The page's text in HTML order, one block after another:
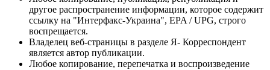
другое распространение информации, которое содержит
ссылку на "Интерфакс-Украина", EPA / UPG, строго
воспрещается.
Владелец веб-страницы в разделе Я- Корреспондент
является автор публикации.
Любое копирование, перепечатка и воспроизведение